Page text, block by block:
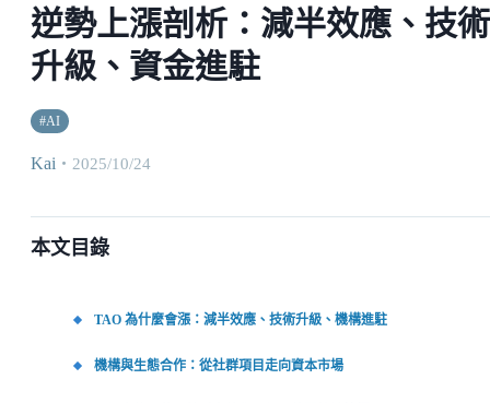
逆勢上漲剖析：減半效應、技術
升級、資金進駐
#AI
Kai ・ 2025/10/24
本文目錄
TAO 為什麼會漲：減半效應、技術升級、機構進駐
機構與生態合作：從社群項目走向資本市場